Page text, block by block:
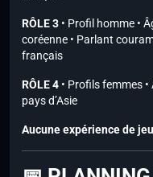
RÔLE 3 • Profil homme •
coréenne • Parlant
français
RÔLE 4 • Profils femmes •
pays d’Asie
Aucune expérience de